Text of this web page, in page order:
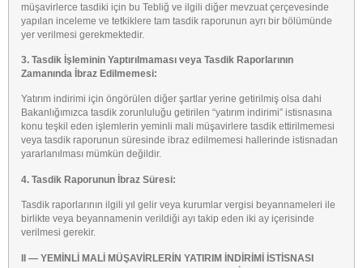
müşavirlerce tasdiki için bu Tebliğ ve ilgili diğer mevzuat çerçevesinde
yapılan inceleme ve tetkiklere tam tasdik raporunun ayrı bir bölümünde
yer verilmesi gerekmektedir.
3. Tasdik İşleminin Yaptırılmaması veya Tasdik Raporlarının
Zamanında İbraz Edilmemesi:
Yatırım indirimi için öngörülen diğer şartlar yerine getirilmiş olsa dahi
Bakanlığımızca tasdik zorunluluğu getirilen “yatırım indirimi” istisnasına
konu teşkil eden işlemlerin yeminli mali müşavirlere tasdik ettirilmemesi
veya tasdik raporunun süresinde ibraz edilmemesi hallerinde istisnadan
yararlanılması mümkün değildir.
4. Tasdik Raporunun İbraz Süresi:
Tasdik raporlarının ilgili yıl gelir veya kurumlar vergisi beyannameleri ile
birlikte veya beyannamenin verildiği ayı takip eden iki ay içerisinde
verilmesi gerekir.
II — YEMİNLİ MALİ MÜŞAVİRLERİN YATIRIM İNDİRİMİ İSTİSNASI